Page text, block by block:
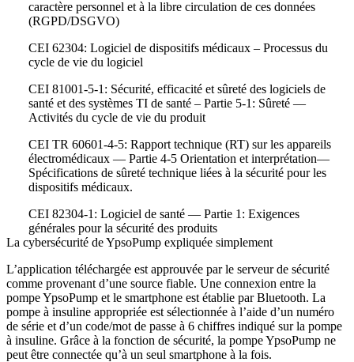
caractère personnel et à la libre circulation de ces données
(RGPD/DSGVO)
CEI 62304: Logiciel de dispositifs médicaux – Processus du
cycle de vie du logiciel
CEI 81001-5-1: Sécurité, efficacité et sûreté des logiciels de
santé et des systèmes TI de santé – Partie 5-1: Sûreté —
Activités du cycle de vie du produit
CEI TR 60601-4-5: Rapport technique (RT) sur les appareils
électromédicaux — Partie 4-5 Orientation et interprétation—
Spécifications de sûreté technique liées à la sécurité pour les
dispositifs médicaux.
CEI 82304-1: Logiciel de santé — Partie 1: Exigences
générales pour la sécurité des produits
La cybersécurité de YpsoPump expliquée simplement
L’application téléchargée est approuvée par le serveur de sécurité
comme provenant d’une source fiable. Une connexion entre la
pompe YpsoPump et le smartphone est établie par Bluetooth. La
pompe à insuline appropriée est sélectionnée à l’aide d’un numéro
de série et d’un code/mot de passe à 6 chiffres indiqué sur la pompe
à insuline. Grâce à la fonction de sécurité, la pompe YpsoPump ne
peut être connectée qu’à un seul smartphone à la fois.